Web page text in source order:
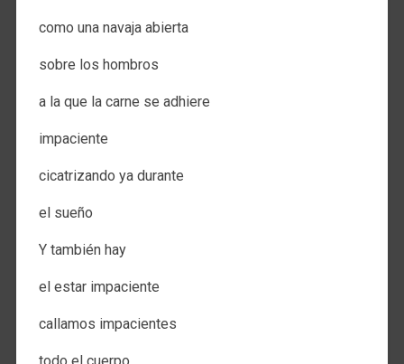
como una navaja abierta​​
sobre los hombros​​
a la que la carne se adhiere​​
impaciente​​
cicatrizando ya durante​​
el sueño
Y también hay​​
el estar impaciente​​
callamos impacientes​​